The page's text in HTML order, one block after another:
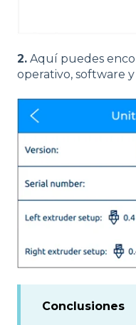
2. Aquí puedes
operativo, software
Conclusiones